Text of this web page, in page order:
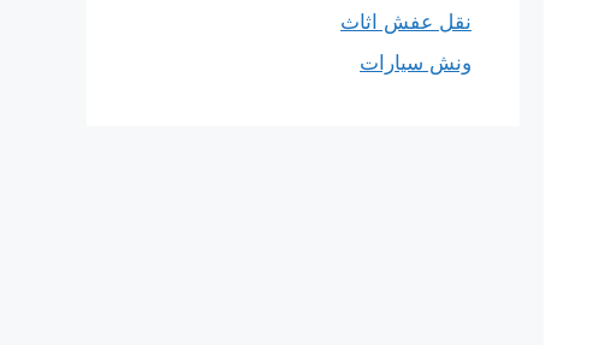
نقل عفش اثاث
ونش سيارات